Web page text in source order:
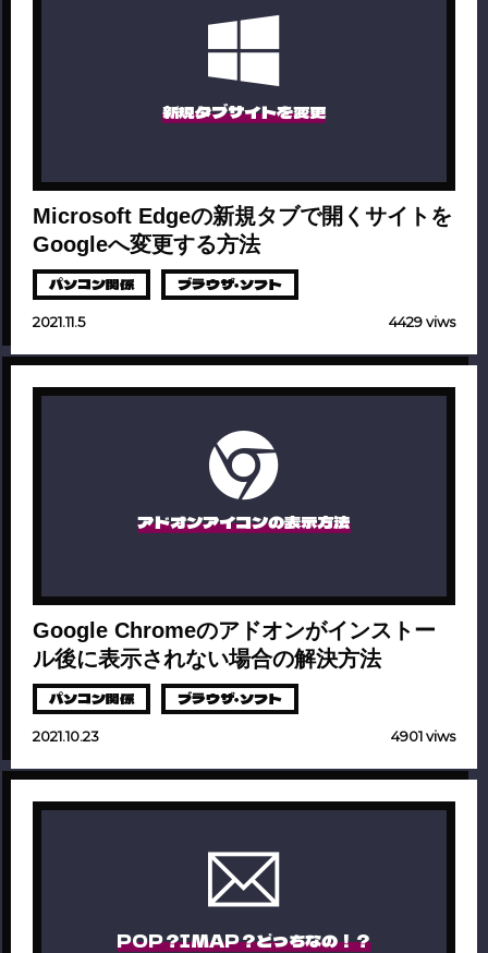
新規タブサイトを変更
Microsoft Edgeの新規タブで開くサイトを
Googleへ変更する方法
パソコン関係 ブラウザ・ソフト
2021.11.5 4429 viws
アドオンアイコンの表示方法
Google Chromeのアドオンがインストー
ル後に表示されない場合の解決方法
パソコン関係 ブラウザ・ソフト
2021.10.23 4901 viws
POP？IMAP？どっちなの！？